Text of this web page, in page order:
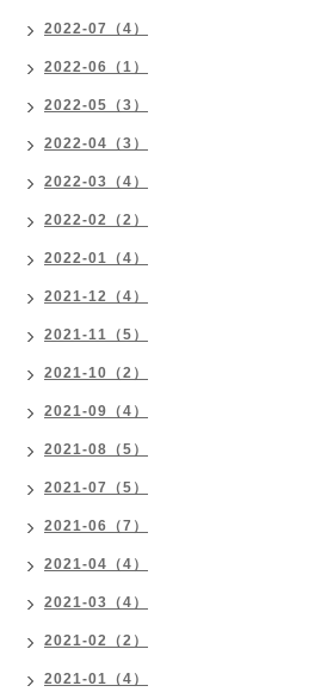
2022-07（4）
2022-06（1）
2022-05（3）
2022-04（3）
2022-03（4）
2022-02（2）
2022-01（4）
2021-12（4）
2021-11（5）
2021-10（2）
2021-09（4）
2021-08（5）
2021-07（5）
2021-06（7）
2021-04（4）
2021-03（4）
2021-02（2）
2021-01（4）